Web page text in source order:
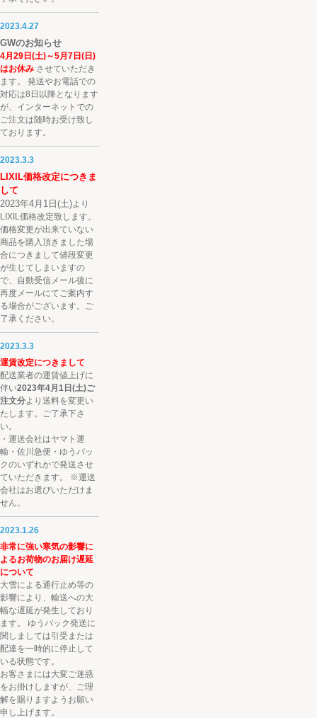
2023.4.27
GWのお知らせ
4月29日(土)～5月7日(日)
はお休み させていただき
ます。 発送やお電話での
対応は8日以降となります
が、インターネットでの
ご注文は随時お受け致し
ております。
2023.3.3
LIXIL価格改定につきま
して
2023年4月1日(土)より
LIXIL価格改定致します。
価格変更が出来ていない
商品を購入頂きました場
合につきまして値段変更
が生じてしまいますの
で、自動受信メール後に
再度メールにてご案内す
る場合がございます。ご
了承ください。
2023.3.3
運賃改定につきまして
配送業者の運賃値上げに
伴い2023年4月1日(土)ご
注文分より送料を変更い
たします。ご了承下さ
い。
・運送会社はヤマト運
輸・佐川急便・ゆうパッ
クのいずれかで発送させ
ていただきます。 ※運送
会社はお選びいただけま
せん。
2023.1.26
非常に強い寒気の影響に
よるお荷物のお届け遅延
について
大雪による通行止め等の
影響により、輸送への大
幅な遅延が発生しており
ます。 ゆうパック発送に
関しましては引受または
配達を一時的に停止して
いる状態です。
お客さまには大変ご迷惑
をお掛けしますが、ご理
解を賜りますようお願い
申し上げます。